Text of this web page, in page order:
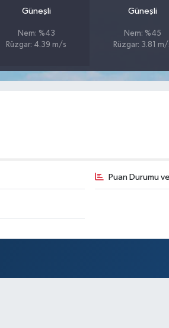
Güneşli
Nem: %43
Rüzgar: 4.39 m/s
Güneşli
Nem: %45
Rüzgar: 3.81 m/
Puan Durumu